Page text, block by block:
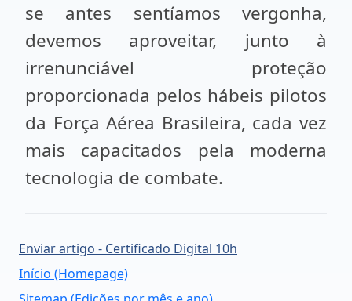
se antes sentíamos vergonha,
devemos aproveitar, junto à
irrenunciável proteção
proporcionada pelos hábeis pilotos
da Força Aérea Brasileira, cada vez
mais capacitados pela moderna
tecnologia de combate.
Enviar artigo - Certificado Digital 10h
Início (Homepage)